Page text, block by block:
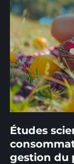
Études
gestion du